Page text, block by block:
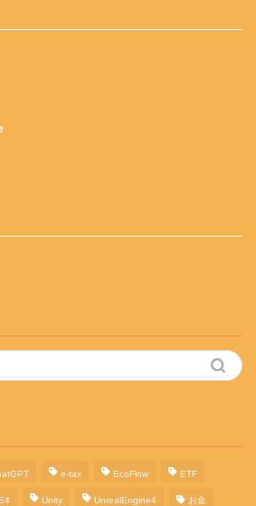
e-tax EcoFlow ETF
Unity UnrealEngine4 お金